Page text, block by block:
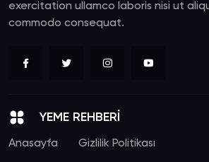
exercitation ullamco laboris nisi ut
commodo consequat.
YEME REHBERİ
Anasayfa Gizlilik Politikası